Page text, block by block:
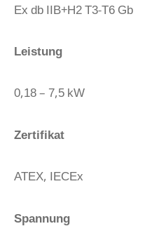
Ex db IIB+H2 T3-T6 Gb
Leistung
0,18 – 7,5 kW
Zertifikat
ATEX, IECEx
Spannung